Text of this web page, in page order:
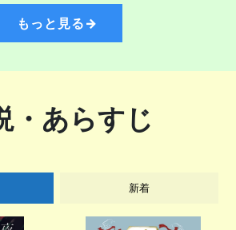
もっと見る→
・あらすじ
新着